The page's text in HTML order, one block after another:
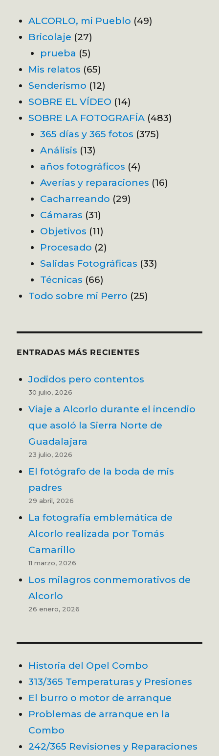
ALCORLO, mi Pueblo (49)
Bricolaje (27)
prueba (5)
Mis relatos (65)
Senderismo (12)
SOBRE EL VÍDEO (14)
SOBRE LA FOTOGRAFÍA (483)
365 días y 365 fotos (375)
Análisis (13)
años fotográficos (4)
Averías y reparaciones (16)
Cacharreando (29)
Cámaras (31)
Objetivos (11)
Procesado (2)
Salidas Fotográficas (33)
Técnicas (66)
Todo sobre mi Perro (25)
ENTRADAS MÁS RECIENTES
Jodidos pero contentos
30 julio, 2026
Viaje a Alcorlo durante el incendio
que asoló la Sierra Norte de
Guadalajara
23 julio, 2026
El fotógrafo de la boda de mis
padres
29 abril, 2026
La fotografía emblemática de
Alcorlo realizada por Tomás
Camarillo
11 marzo, 2026
Los milagros conmemorativos de
Alcorlo
26 enero, 2026
Historia del Opel Combo
313/365 Temperaturas y Presiones
El burro o motor de arranque
Problemas de arranque en la
Combo
242/365 Revisiones y Reparaciones